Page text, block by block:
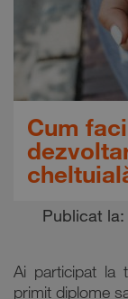
Cum
Publicat la:
Ai participat la
primit diplome